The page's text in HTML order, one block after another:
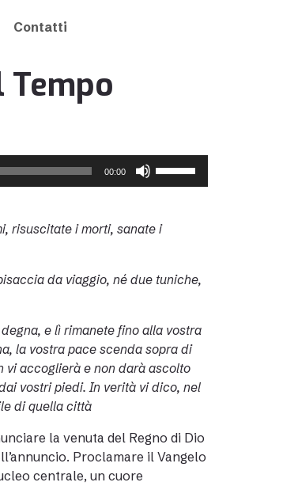
Contatti
00:00
aumentare
il
volume.
risuscitate i morti, sanate i
da viaggio, né due tuniche,
e lì rimanete fino alla vostra
la vostra pace scenda sopra di
vi accoglierà e non darà ascolto
vostri piedi. In verità vi dico, nel
di quella città
la venuta del Regno di Dio
Proclamare il Vangelo
centrale, un cuore